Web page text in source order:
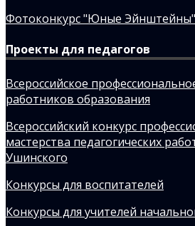
Фотоконкурс "Юные Эйнштейны"
Проекты для педагогов
Всероссийское
работников образования
Всероссийский конкурс
мастерства педагогических
Ушинского
Конкурсы для воспитателей
Конкурсы для учителей